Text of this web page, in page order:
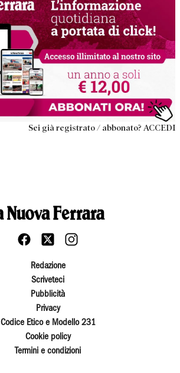
Sei già registrato / abbonato? ACCEDI
Redazione
Scriveteci
Pubblicità
Privacy
Codice Etico e Modello 231
Cookie policy
Termini e condizioni